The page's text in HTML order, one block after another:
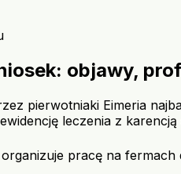
objawy,
pierwotniaki Eimeria
leczenia z karencją
pracę na fermach